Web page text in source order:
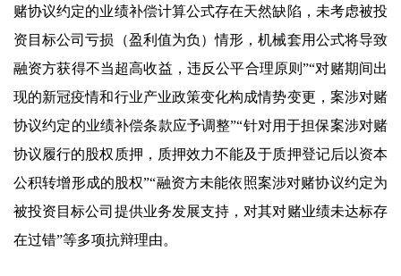
赌协议约定的业绩补偿计算公式存在天然缺陷，未考虑被投
资目标公司亏损（盈利值为负）情形，机械套用公式将导致
融资方获得不当超高收益，违反公平合理原则”“对赌期间出
现的新冠疫情和行业产业政策变化构成情势变更，案涉对赌
协议约定的业绩补偿条款应予调整”“针对用于担保案涉对赌
协议履行的股权质押，质押效力不能及于质押登记后以资本
公积转增形成的股权”“融资方未能依照案涉对赌协议约定为
被投资目标公司提供业务发展支持，对其对赌业绩未达标存
在过错”等多项抗辩理由。